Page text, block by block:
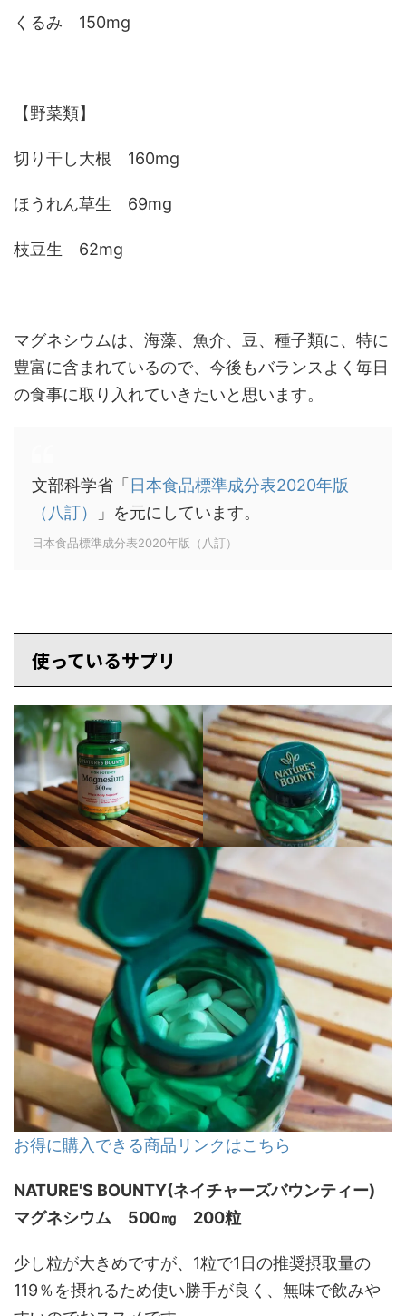
くるみ 150mg
【野菜類】
切り干し大根 160mg
ほうれん草生 69mg
枝豆生 62mg
マグネシウムは、海藻、魚介、豆、種子類に、特に
豊富に含まれているので、今後もバランスよく毎日
の食事に取り入れていきたいと思います。
文部科学省「日本食品標準成分表2020年版
（八訂）
」を元にしています。
日本食品標準成分表2020年版（八訂）
使っているサプリ
お得に購入できる商品リンクはこちら
NATURE'S BOUNTY(ネイチャーズバウンティー)
マグネシウム 500㎎ 200粒
少し粒が大きめですが、1粒で1日の推奨摂取量の
119％を摂れるため使い勝手が良く、無味で飲みや